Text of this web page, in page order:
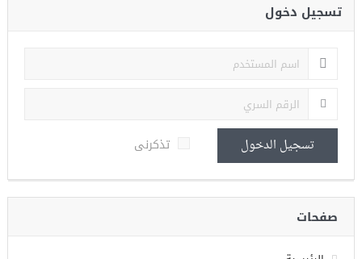
تسجيل دخول
تسجيل الدخول تذكرنى
صفحات